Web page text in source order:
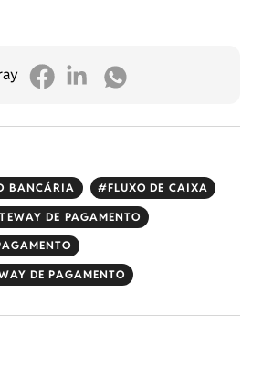
BANCÁRIA FLUXO DE CAIXA
DE PAGAMENTO
DE PAGAMENTO